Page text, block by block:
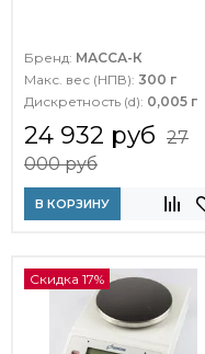
Бренд: МАССА-К
Макс. вес (НПВ): 300 г
Дискретность (d): 0,005 г
24 932 руб 27
000 руб
В КОРЗИНУ
Скидка 17%